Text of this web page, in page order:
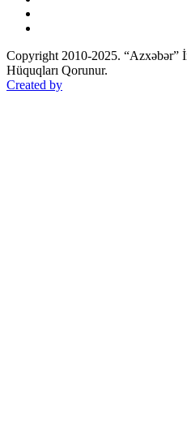
Copyright 2010-2025.
Hüquqları Qorunur.
Created by